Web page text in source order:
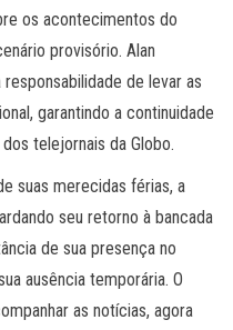
os acontecimentos do
provisório. Alan
de levar as
garantindo a continuidade
telejornais da Globo.
suas merecidas férias, a
seu retorno à bancada
de sua presença no
ausência temporária. O
as notícias, agora